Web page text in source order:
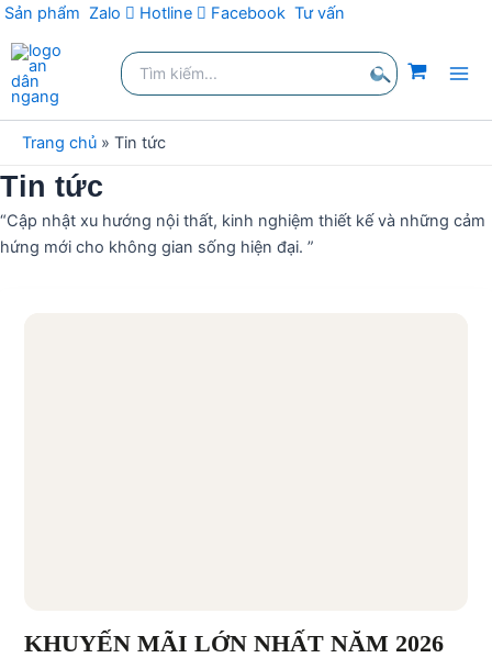
Sản phẩm Zalo Hotline Facebook Tư vấn
Nhảy
tới
nội
dung
Tìm
kiếm:
kiếm
Trang chủ » Tin tức
Tin tức
“Cập nhật xu hướng nội thất, kinh nghiệm thiết kế và những cảm
hứng mới cho không gian sống hiện đại. ”
KHUYẾN MÃI LỚN NHẤT NĂM 2026